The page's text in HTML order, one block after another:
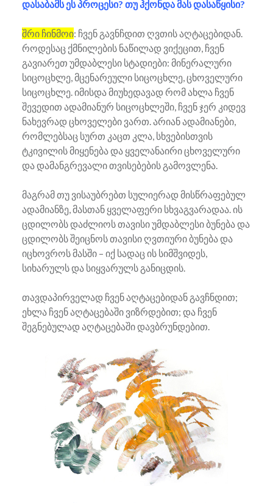
დასაბამს ეს პროცესი? თუ ჰქონდა მას დასაწყისი?
შრი ჩინმოი: ჩვენ გავნჩდით ღვთის აღტაცებიდან.
როდესაც ქმნილების ნაწილად ვიქეცით, ჩვენ
გავიარეთ უმდაბლესი სტადიები: მინერალური
სიცოცხლე, მცენარეული სიცოცხლე, ცხოველური
სიცოცხლე. იმისდა მიუხედავად რომ ახლა ჩვენ
შევედით ადამიანურ სიცოცხლეში, ჩვენ ჯერ კიდევ
ნახევრად ცხოველები ვართ. არიან ადამიანები,
რომლებსაც სურთ კაცთ კლა, სხვებისთვის
ტკივილის მიყენება და ყველანაირი ცხოველური
და დამანგრევალი თვისებების გამოვლენა.
მაგრამ თუ ვისაუბრებთ სულიერად მისწრაფებულ
ადამიანზე, მასთან ყველაფერი სხვაგვარადაა. ის
ცდილობს დაძლიოს თავისი უმდაბლესი ბუნება და
ცდილობს შეიცნოს თავისი ღვთიური ბუნება და
იცხოვროს მასში – იქ სადაც ის სიმშვიდეს,
სიხარულს და სიყვარულს განიცდის.
თავდაპირველად ჩვენ აღტაცებიდან გავჩნდით;
ეხლა ჩვენ აღტაცებაში ვიზრდებით; და ჩვენ
შეგნებულად აღტაცებაში დავბრუნდებით.